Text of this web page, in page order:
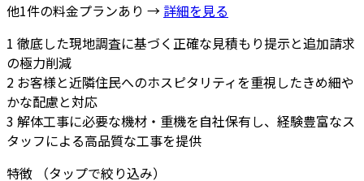
他1件の料金プランあり → 詳細を見る
1 徹底した現地調査に基づく正確な見積もり提示と追加請求
の極力削減
2 お客様と近隣住民へのホスピタリティを重視したきめ細や
かな配慮と対応
3 解体工事に必要な機材・重機を自社保有し、経験豊富なス
タッフによる高品質な工事を提供
特徴
（タップで絞り込み）